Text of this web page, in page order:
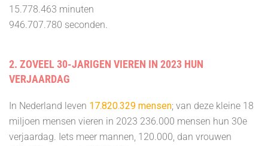
15.778.463 minuten
946.707.780 seconden.
2. ZOVEEL 30-JARIGEN VIEREN IN 2023 HUN
VERJAARDAG
In Nederland leven 17.820.329 mensen; van deze kleine 18
miljoen mensen vieren in 2023 236.000 mensen hun 30e
verjaardag. Iets meer mannen, 120.000, dan vrouwen